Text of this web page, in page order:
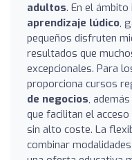
adultos. En el
aprendizaje lúdico,
pequeños disfruten
resultados que
excepcionales. Para
proporciona cursos
de negocios,
que facilitan el
sin alto coste. La
combinar